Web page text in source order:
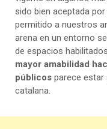
sido bien aceptada
permitido a nuestros
arena en un entorno
de espacios
mayor amabilidad
públicos parece estar
catalana.